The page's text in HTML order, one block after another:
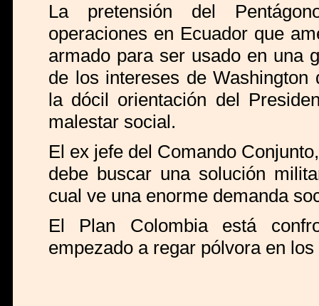
La pretensión del
operaciones en Ecuador que
armado para ser usado en una
de los intereses de
la dócil orientación del
malestar social.
El ex jefe del Comando
debe buscar una solución
cual ve una enorme demanda
El Plan Colombia está
empezado a regar pólvora en